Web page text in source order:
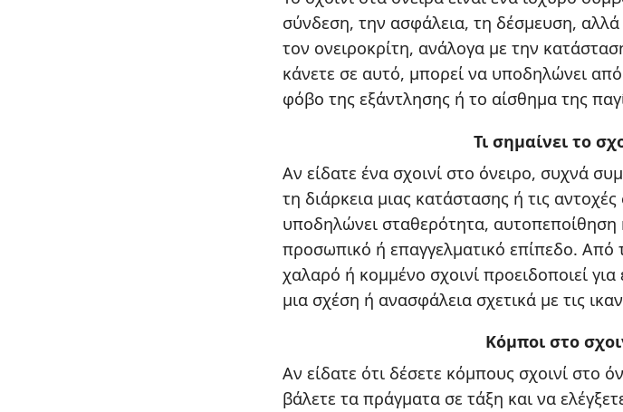
σύνδεση, την ασφάλεια, τη δέσμευση,
τον ονειροκρίτη, ανάλογα με την
κάνετε σε αυτό, μπορεί να υποδηλώνει
φόβο της εξάντλησης ή το αίσθημα της
Τι σημαίνει το
Αν είδατε ένα σχοινί στο όνειρο, συχνά
τη διάρκεια μιας κατάστασης ή τις
υποδηλώνει σταθερότητα,
προσωπικό ή επαγγελματικό επίπεδο. Από
χαλαρό ή κομμένο σχοινί προειδοποιεί
μια σχέση ή ανασφάλεια σχετικά με τις
Κόμποι στο
Αν είδατε ότι δέσετε κόμπους σχοινί στο
βάλετε τα πράγματα σε τάξη και να